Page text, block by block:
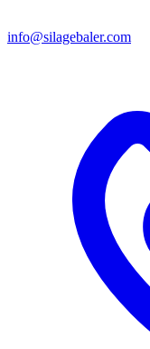
info@silagebaler.com